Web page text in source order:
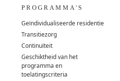
PROGRAMMA'S
Geïndividualiseerde residentie
Transitiezorg
Continuïteit
Geschiktheid van het
programma en
toelatingscriteria